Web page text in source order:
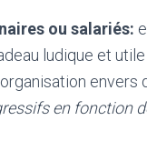
ou salariés:
ludique et
envers
en fonction